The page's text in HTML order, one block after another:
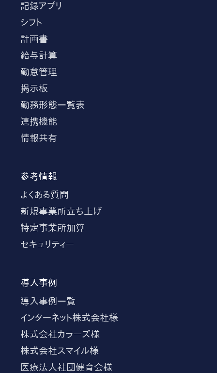
記録アプリ
シフト
計画書
給与計算
勤怠管理
掲示板
勤務形態一覧表
連携機能
情報共有
参考情報
よくある質問
新規事業所立ち上げ
特定事業所加算
セキュリティー
導入事例
導入事例一覧
インターネット株式会社様
株式会社カラーズ様
株式会社スマイル様
医療法人社団健育会様